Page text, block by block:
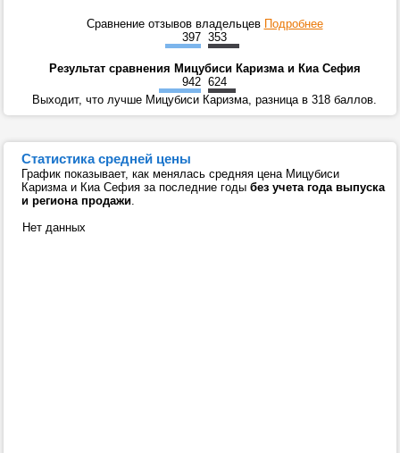
Сравнение отзывов владельцев Подробнее
397 353
Результат сравнения Мицубиси Каризма и Киа Сефия
942 624
Выходит, что лучше Мицубиси Каризма, разница в 318 баллов.
Статистика средней цены
График показывает, как менялась средняя цена Мицубиси
Каризма и Киа Сефия за последние годы без учета года выпуска
и региона продажи
Нет данных